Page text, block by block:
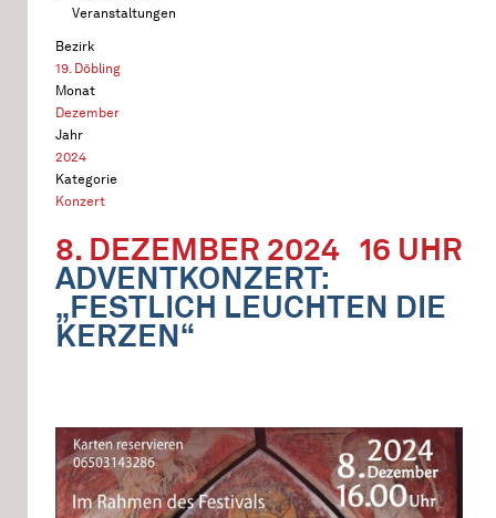
Veranstaltungen
Bezirk
19. Döbling
Monat
Dezember
Jahr
2024
Kategorie
Konzert
8. DEZEMBER 2024 16 UHR
ADVENTKONZERT:
„FESTLICH LEUCHTEN DIE
KERZEN“